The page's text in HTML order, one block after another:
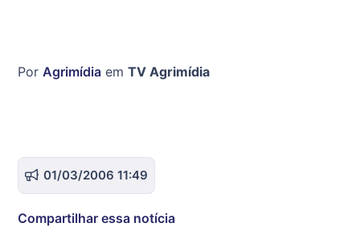
Por Agrimídia em TV Agrimídia
01/03/2006 11:49
Compartilhar essa notícia